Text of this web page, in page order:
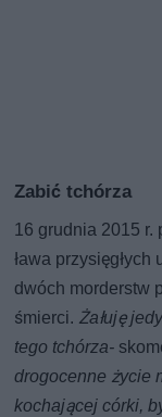
Zabić tchórza
16 grudnia 2015
ława
dwóch morderstw
śmierci. Żałuję
tego tchórza-
drogocenne życie
kochającej córki,